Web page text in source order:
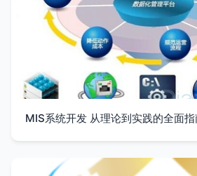
MIS系统开发 从理论到实践的全面